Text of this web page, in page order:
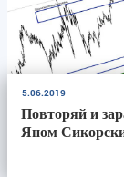
5.06.2019
Повторяй и
Яном